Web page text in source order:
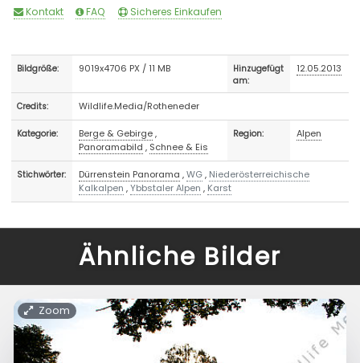
Kontakt FAQ Sicheres Einkaufen
Bildgröße: 9019x4706 PX / 11 MB
Hinzugefügt
am:
12.05.2013
Credits: Wildlife.Media/Rotheneder
Kategorie: Berge & Gebirge,
Panoramabild , Schnee & Eis
Region: Alpen
Stichwörter: Dürrenstein Panorama ,WG, Niederösterreichische
Kalkalpen ,Ybbstaler Alpen , Karst
Ähnliche Bilder
Zoom